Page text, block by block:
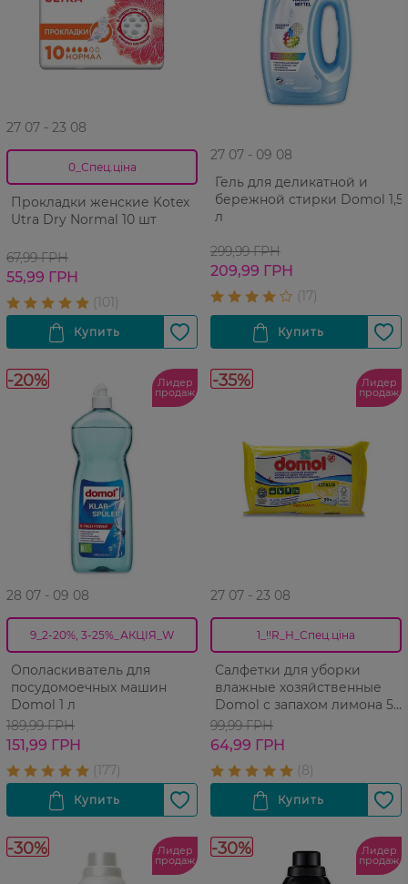
27 07 - 23 08
0_Спец.ціна
Прокладки женские Kotex
Utra Dry Normal 10 шт
67,99 ГРН
55,99 ГРН
27 07 - 09 08
Гель для деликатной и
бережной стирки Domol 1,5
л
299,99 ГРН
209,99 ГРН
-20% Лидер
продаж
28 07 - 09 08
9_2-20%, 3-25%_АКЦІЯ_W
Ополаскиватель для
посудомоечных машин
Domol 1 л
189,99 ГРН
151,99 ГРН
-35% Лидер
продаж
27 07 - 23 08
1_!!R_H_Спец.ціна
Салфетки для уборки
влажные хозяйственные
Domol с запахом лимона 50
шт.
99,99 ГРН
64,99 ГРН
-30% Лидер
продаж
-30% Лидер
продаж